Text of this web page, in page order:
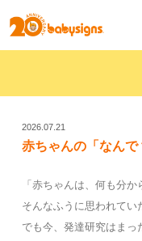
2026.07.21
赤ちゃんの「なんで
「赤ちゃんは、何も分か
そんなふうに思われてい
でも今、発達研究はまっ